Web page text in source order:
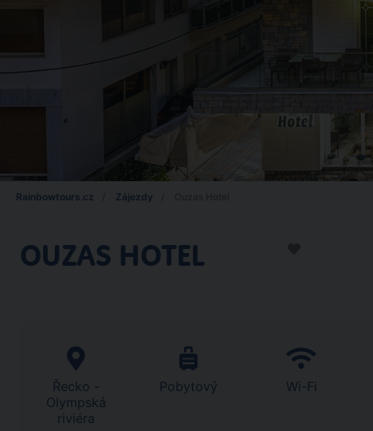
Rainbowtours.cz Zájezdy
OUZAS HOTEL
Řecko -
Olympská
riviéra
Pobytový Wi-Fi